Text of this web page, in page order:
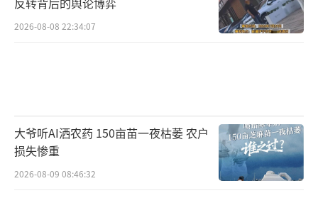
统、心血管系统造成明确伤害，这类产品所宣
传的祛湿、润肺、清血管等功效都属于虚假夸
2026-08-08 22:34:07
大爷听AI洒农药 150亩苗一夜枯萎 农户
损失惨重
2026-08-09 08:46:32